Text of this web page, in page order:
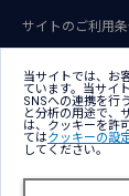
サイトのご利用
クッキー（
ス
当サイトでは、お
ています。当サイ
SNSへの連携を行
と分析の用途で、
は、クッキーを許
てはクッキーの設
してください。